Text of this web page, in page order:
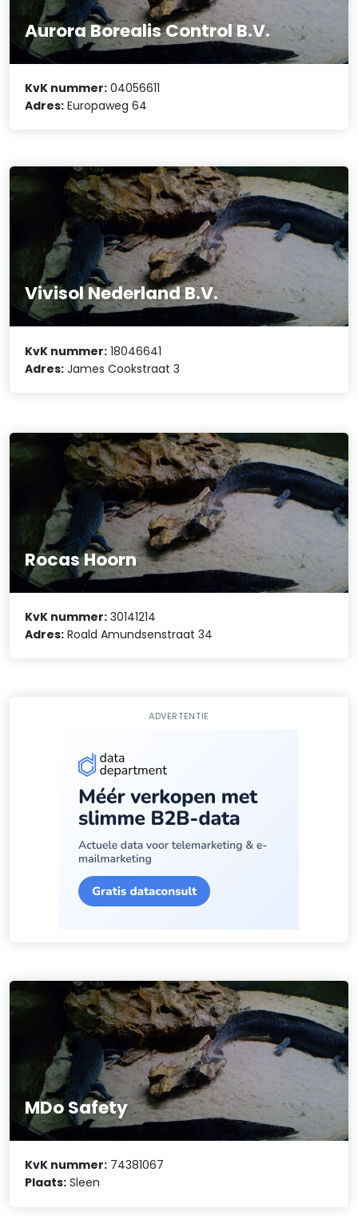
Aurora Borealis Control B.V.
KvK nummer: 04056611
Adres: Europaweg 64
Vivisol Nederland B.V.
KvK nummer: 18046641
Adres: James Cookstraat 3
Rocas Hoorn
KvK nummer: 30141214
Adres: Roald Amundsenstraat 34
ADVERTENTIE
MDo Safety
KvK nummer: 74381067
Plaats: Sleen